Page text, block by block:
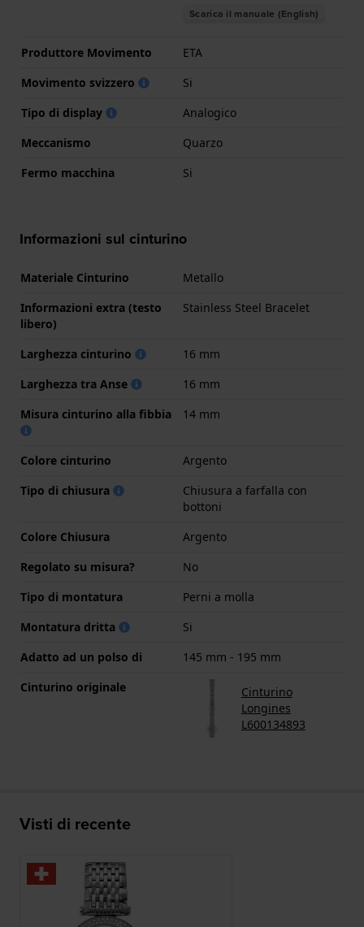
Scarica il manuale (English)
Produttore Movimento
ETA
Movimento svizzero
Si
Tipo di display
Analogico
Meccanismo
Quarzo
Fermo macchina
Si
Informazioni sul cinturino
Materiale Cinturino
Metallo
Informazioni extra (testo
libero)
Stainless Steel Bracelet
Larghezza cinturino
16 mm
Larghezza tra Anse
16 mm
Misura cinturino alla fibbia
14 mm
Colore cinturino
Argento
Tipo di chiusura
Chiusura a farfalla con
bottoni
Colore Chiusura
Argento
Regolato su misura?
No
Tipo di montatura
Perni a molla
Montatura dritta
Si
Adatto ad un polso di
145 mm - 195 mm
Cinturino originale
Cinturino
Longines
L600134893
Visti di recente